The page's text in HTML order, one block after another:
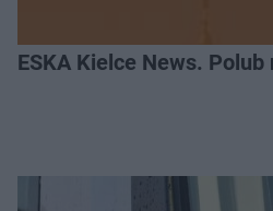
ESKA Kielce News.